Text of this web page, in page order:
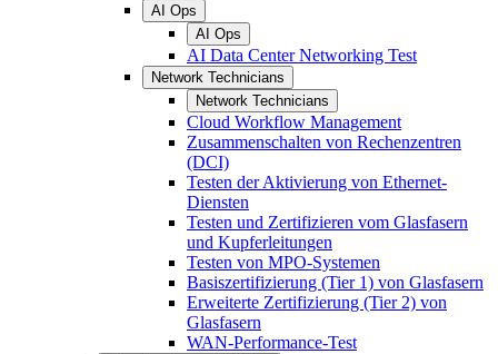
AI Ops
AI Ops
AI Data Center Networking Test
Network Technicians
Network Technicians
Cloud Workflow Management
Zusammenschalten von Rechenzentren
(DCI)
Testen der Aktivierung von Ethernet-
Diensten
Testen und Zertifizieren vom Glasfasern
und Kupferleitungen
Testen von MPO-Systemen
Basiszertifizierung (Tier 1) von Glasfasern
Erweiterte Zertifizierung (Tier 2) von
Glasfasern
WAN-Performance-Test